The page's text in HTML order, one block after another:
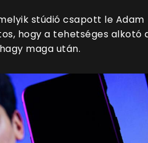
stúdió csapott le Adam
hogy a tehetséges alkotó
maga után.